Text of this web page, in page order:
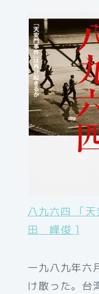
八九六四 「
田 峰俊 ]
一九八九年六
け散った。台